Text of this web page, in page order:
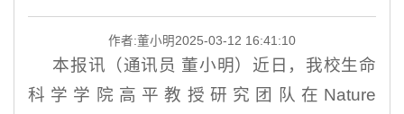
作者:董小明2025-03-12 16:41:10
本报讯（通讯员 董小明 ） 近日，我校生命
科学学院高平教授研究团队在Nature